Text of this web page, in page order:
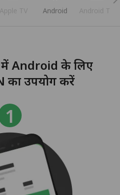
Apple TV Android Android TV
Android के लिए
का उपयोग करें